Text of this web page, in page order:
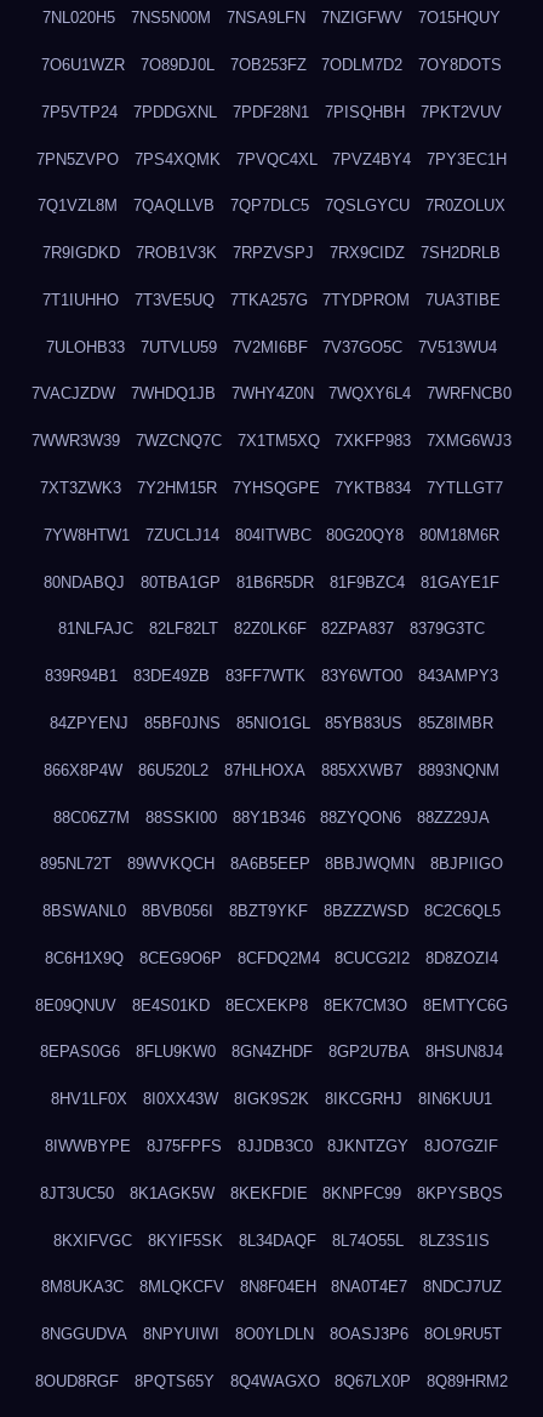
7NL020H5 7NS5N00M 7NSA9LFN 7NZIGFWV 7O15HQUY
7O6U1WZR 7O89DJ0L 7OB253FZ 7ODLM7D2 7OY8DOTS
7P5VTP24 7PDDGXNL 7PDF28N1 7PISQHBH 7PKT2VUV
7PN5ZVPO 7PS4XQMK 7PVQC4XL 7PVZ4BY4 7PY3EC1H
7Q1VZL8M 7QAQLLVB 7QP7DLC5 7QSLGYCU 7R0ZOLUX
7R9IGDKD 7ROB1V3K 7RPZVSPJ 7RX9CIDZ 7SH2DRLB
7T1IUHHO 7T3VE5UQ 7TKA257G 7TYDPROM 7UA3TIBE
7ULOHB33 7UTVLU59 7V2MI6BF 7V37GO5C 7V513WU4
7VACJZDW 7WHDQ1JB 7WHY4Z0N 7WQXY6L4 7WRFNCB0
7WWR3W39 7WZCNQ7C 7X1TM5XQ 7XKFP983 7XMG6WJ3
7XT3ZWK3 7Y2HM15R 7YHSQGPE 7YKTB834 7YTLLGT7
7YW8HTW1 7ZUCLJ14 804ITWBC 80G20QY8 80M18M6R
80NDABQJ 80TBA1GP 81B6R5DR 81F9BZC4 81GAYE1F
81NLFAJC 82LF82LT 82Z0LK6F 82ZPA837 8379G3TC
839R94B1 83DE49ZB 83FF7WTK 83Y6WTO0 843AMPY3
84ZPYENJ 85BF0JNS 85NIO1GL 85YB83US 85Z8IMBR
866X8P4W 86U520L2 87HLHOXA 885XXWB7 8893NQNM
88C06Z7M 88SSKI00 88Y1B346 88ZYQON6 88ZZ29JA
895NL72T 89WVKQCH 8A6B5EEP 8BBJWQMN 8BJPIIGO
8BSWANL0 8BVB056I 8BZT9YKF 8BZZZWSD 8C2C6QL5
8C6H1X9Q 8CEG9O6P 8CFDQ2M4 8CUCG2I2 8D8ZOZI4
8E09QNUV 8E4S01KD 8ECXEKP8 8EK7CM3O 8EMTYC6G
8EPAS0G6 8FLU9KW0 8GN4ZHDF 8GP2U7BA 8HSUN8J4
8HV1LF0X 8I0XX43W 8IGK9S2K 8IKCGRHJ 8IN6KUU1
8IWWBYPE 8J75FPFS 8JJDB3C0 8JKNTZGY 8JO7GZIF
8JT3UC50 8K1AGK5W 8KEKFDIE 8KNPFC99 8KPYSBQS
8KXIFVGC 8KYIF5SK 8L34DAQF 8L74O55L 8LZ3S1IS
8M8UKA3C 8MLQKCFV 8N8F04EH 8NA0T4E7 8NDCJ7UZ
8NGGUDVA 8NPYUIWI 8O0YLDLN 8OASJ3P6 8OL9RU5T
8OUD8RGF 8PQTS65Y 8Q4WAGXO 8Q67LX0P 8Q89HRM2